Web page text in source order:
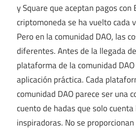
y Square que aceptan pagos con
criptomoneda se ha vuelto cada
Pero en la comunidad DAO, las
diferentes. Antes de la llegada
plataforma de la comunidad
aplicación práctica. Cada
comunidad DAO parece ser una
cuento de hadas que solo
inspiradoras. No se